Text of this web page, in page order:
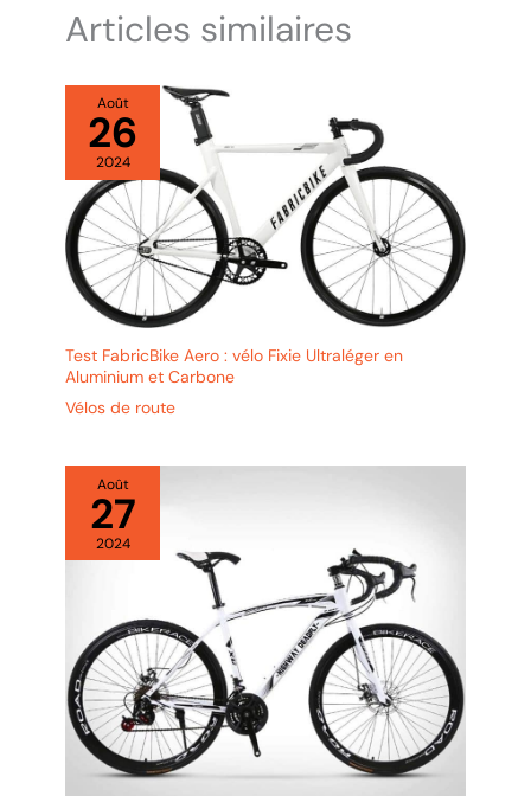
Articles similaires
Août
26
2024
Test FabricBike Aero : vélo Fixie Ultraléger en
Aluminium et Carbone
Vélos de route
Août
27
2024